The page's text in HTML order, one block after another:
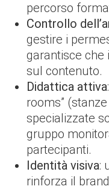
percorso
Controllo
gestire i
garantisce che
sul contenuto.
Didattica attiva
rooms”
specializzate
gruppo
partecipanti.
Identità visiva:
rinforza il